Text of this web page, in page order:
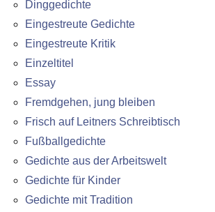
Dinggedichte
Eingestreute Gedichte
Eingestreute Kritik
Einzeltitel
Essay
Fremdgehen, jung bleiben
Frisch auf Leitners Schreibtisch
Fußballgedichte
Gedichte aus der Arbeitswelt
Gedichte für Kinder
Gedichte mit Tradition